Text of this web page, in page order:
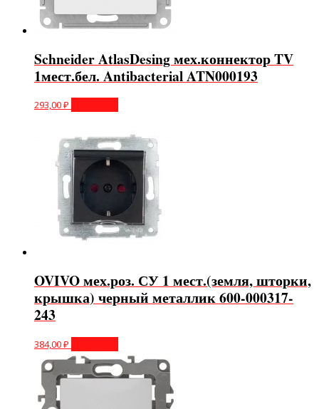
Schneider AtlasDesing мех.коннектор TV
1мест.бел. Antibacterial ATN000193
293,00₽
OVIVO мех.роз. СУ 1 мест.(земля, шторки,
крышка) черный металлик 600-000317-
243
384,00₽